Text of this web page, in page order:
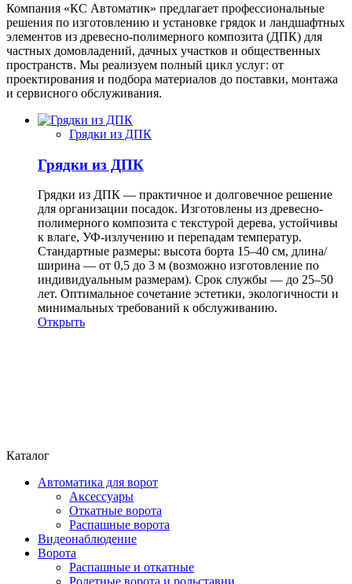
Компания «КС Автоматик» предлагает профессиональные
решения по изготовлению и установке грядок и ландшафтных
элементов из древесно-полимерного композита (ДПК) для
частных домовладений, дачных участков и общественных
пространств. Мы реализуем полный цикл услуг: от
проектирования и подбора материалов до поставки, монтажа
и сервисного обслуживания.
Грядки из ДПК
Грядки из ДПК
Грядки из ДПК — практичное и долговечное решение
для организации посадок. Изготовлены из древесно-
полимерного композита с текстурой дерева, устойчивы
к влаге, УФ-излучению и перепадам температур.
Стандартные размеры: высота борта 15–40 см, длина/
ширина — от 0,5 до 3 м (возможно изготовление по
индивидуальным размерам). Срок службы — до 25–50
лет. Оптимальное сочетание эстетики, экологичности и
минимальных требований к обслуживанию.
Открыть
Каталог
Автоматика для ворот
Аксессуары
Откатные ворота
Распашные ворота
Видеонаблюдение
Ворота
Распашные и откатные